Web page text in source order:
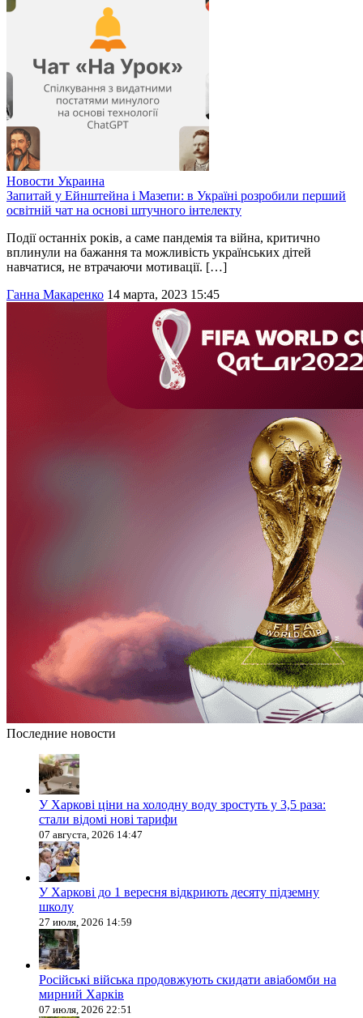
Новости Украина
Запитай у Ейнштейна і Мазепи: в Україні розробили перший
освітній чат на основі штучного інтелекту
Події останніх років, а саме пандемія та війна, критично
вплинули на бажання та можливість українських дітей
навчатися, не втрачаючи мотивації. […]
Ганна Макаренко 14 марта, 2023 15:45
Последние новости
У Харкові ціни на холодну воду зростуть у 3,5 раза:
стали відомі нові тарифи
07 августа, 2026 14:47
У Харкові до 1 вересня відкриють десяту підземну
школу
27 июля, 2026 14:59
Російські війська продовжують скидати авіабомби на
мирний Харків
07 июля, 2026 22:51